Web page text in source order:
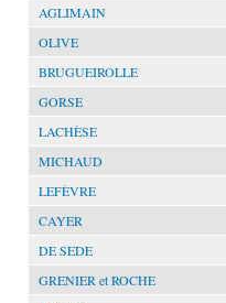
AGLIMAIN
OLIVE
BRUGUEIROLLE
GORSE
LACHÈSE
MICHAUD
LEFÈVRE
CAYER
DE SEDE
GRENIER et ROCHE